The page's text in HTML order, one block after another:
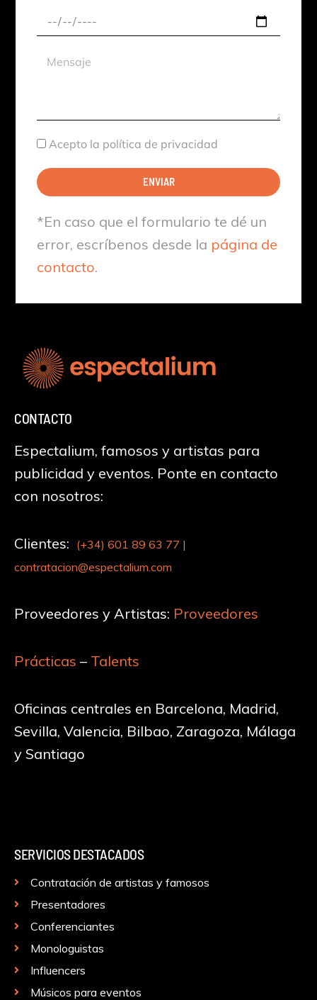
Fecha
aproximada
Mensaje
Aceptación
Acepto la política de privacidad
ENVIAR
*En caso que el formulario te dé un
error, escríbenos desde la página de
contacto.
CONTACTO
Espectalium, famosos y artistas para
publicidad y eventos. Ponte en contacto
con nosotros:
Clientes: (+34) 601 89 63 77 |
contratacion@espectalium.com
Proveedores y Artistas: Proveedores
Prácticas – Talents
Oficinas centrales en Barcelona, Madrid,
Sevilla, Valencia, Bilbao, Zaragoza, Málaga
y Santiago
SERVICIOS DESTACADOS
Contratación de artistas y famosos
Presentadores
Conferenciantes
Monologuistas
Influencers
Músicos para eventos